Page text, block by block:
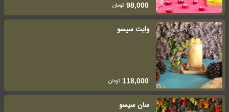
98,000 تومان
وایت سیسو
118,000 تومان
سان سیسو